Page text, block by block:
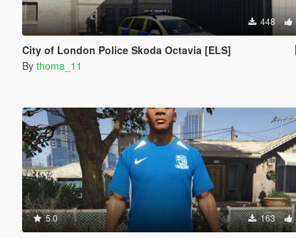
448
City of London Police Skoda Octavia [ELS]
By thoma_11
5.0 163